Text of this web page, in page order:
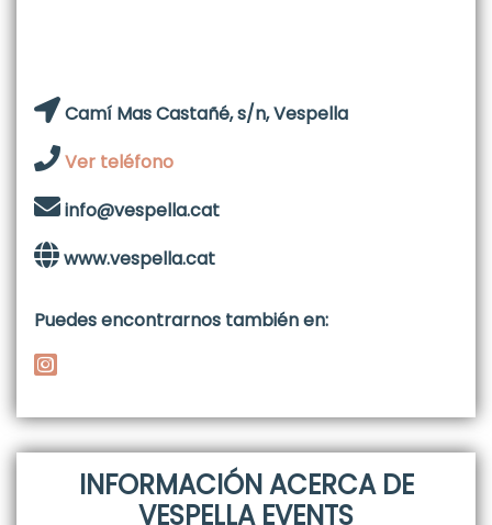
Camí Mas Castañé, s/n, Vespella
Ver teléfono
info@vespella.cat
www.vespella.cat
Puedes encontrarnos también en:
INFORMACIÓN ACERCA DE
VESPELLA EVENTS